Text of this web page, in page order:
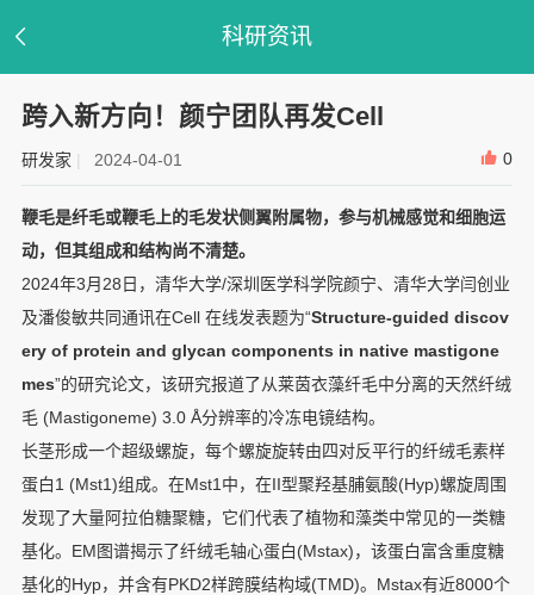
科研资讯
跨入新方向！颜宁团队再发Cell
研发家 | 2024-04-01 0
鞭毛是纤毛或鞭毛上的毛发状侧翼附属物，参与机械感觉和细胞运
动，但其组成和结构尚不清楚。
2024年3月28日，清华大学/深圳医学科学院颜宁、清华大学闫创业
及潘俊敏共同通讯在Cell 在线发表题为“Structure-guided discov
ery of protein and glycan components in native mastigone
mes”的研究论文，该研究报道了从莱茵衣藻纤毛中分离的天然纤绒
毛 (Mastigoneme) 3.0 Å分辨率的冷冻电镜结构。
长茎形成一个超级螺旋，每个螺旋旋转由四对反平行的纤绒毛素样
蛋白1 (Mst1)组成。在Mst1中，在II型聚羟基脯氨酸(Hyp)螺旋周围
发现了大量阿拉伯糖聚糖，它们代表了植物和藻类中常见的一类糖
基化。EM图谱揭示了纤绒毛轴心蛋白(Mstax)，该蛋白富含重度糖
基化的Hyp，并含有PKD2样跨膜结构域(TMD)。Mstax有近8000个